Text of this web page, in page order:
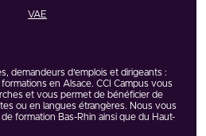
VAE
demandeurs d’emplois et dirigeants :
en Alsace. CCI Campus vous
et vous permet de bénéficier de
ou en langues étrangères. Nous vous
formation Bas-Rhin ainsi que du Haut-